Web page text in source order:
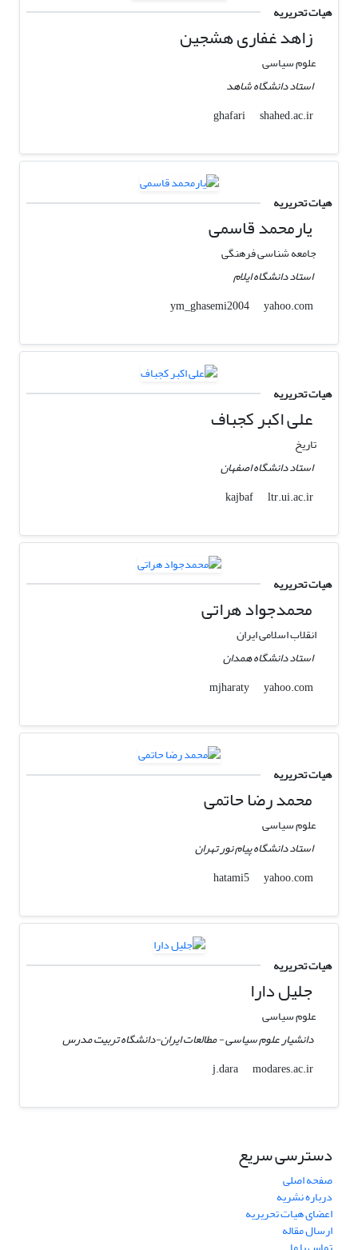
هیات تحریریه
زاهد غفاری هشجین
علوم سیاسی
استاد دانشگاه شاهد
ghafari
shahed.ac.ir
هیات تحریریه
یارمحمد قاسمی
جامعه شناسی فرهنگی
استاد دانشگاه ایلام
ym_ghasemi2004
yahoo.com
هیات تحریریه
علی اکبر کجباف
تاریخ
استاد دانشگاه اصفهان
kajbaf
ltr.ui.ac.ir
هیات تحریریه
محمدجواد هراتی
انقلاب اسلامی ایران
استاد دانشگاه همدان
mjharaty
yahoo.com
هیات تحریریه
محمد رضا حاتمی
علوم سیاسی
استاد دانشگاه پیام نور تهران
hatami5
yahoo.com
هیات تحریریه
جلیل دارا
علوم سیاسی
دانشیار علوم سیاسی - مطالعات ایران-دانشگاه تربیت مدرس
j.dara
modares.ac.ir
دسترسی سریع
صفحه اصلی
درباره نشریه
اعضای هیات تحریریه
ارسال مقاله